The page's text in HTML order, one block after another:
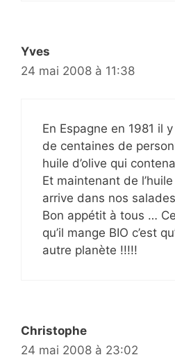
Yves
24 mai 2008 à 11:38
En Espagne en 1981 il
de centaines de
huile d’olive qui
Et maintenant de
arrive dans nos
Bon appétit à tous …
qu’il mange BIO c’est
autre planète !!!!!
Christophe
24 mai 2008 à 23:02